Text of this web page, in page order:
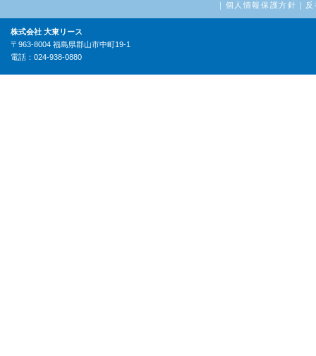
｜ 個人情報保護方針 ｜
株式会社 大東リース
〒963-8004 福島県郡山市中町19-1
電話：024-938-0880